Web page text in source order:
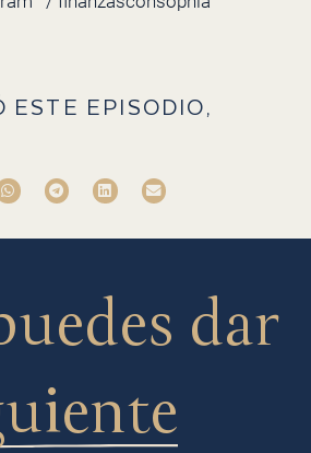
ESTE EPISODIO,
dar